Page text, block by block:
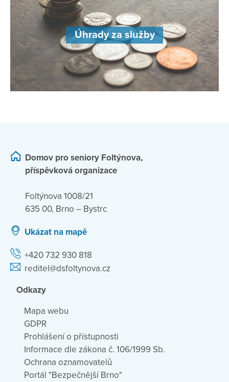
Úhrady za služby
Domov pro seniory Foltýnova,
příspěvková organizace
Foltýnova 1008/21
635 00, Brno – Bystrc
Ukázat na mapě
+420 732 930 818
reditel@dsfoltynova.cz
Odkazy
Mapa webu
GDPR
Prohlášení o přístupnosti
Informace dle zákona č. 106/1999 Sb.
Ochrana oznamovatelů
Portál "Bezpečnější Brno"